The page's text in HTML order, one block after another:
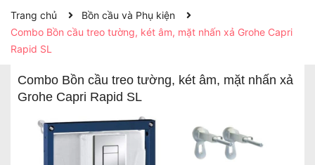
Trang chủ
Bồn cầu và Phụ kiện
Combo Bồn cầu treo tường, két âm, mặt nhấn xả Grohe Capri
Rapid SL
Combo Bồn cầu treo tường, két âm, mặt nhấn xả
Grohe Capri Rapid SL